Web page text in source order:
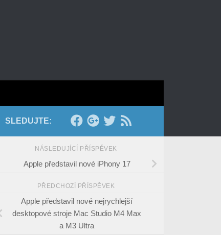
SLEDUJTE:
NÁSLEDUJÍCÍ PŘÍSPĚVEK
Apple představil nové iPhony 17
PŘEDCHOZÍ PŘÍSPĚVEK
Apple představil nové nejrychlejší
desktopové stroje Mac Studio M4 Max
a M3 Ultra